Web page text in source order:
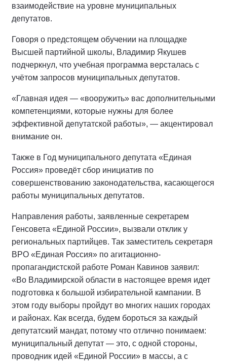
взаимодействие на уровне муниципальных
депутатов.
Говоря о предстоящем обучении на площадке
Высшей партийной школы, Владимир Якушев
подчеркнул, что учебная программа версталась с
учётом запросов муниципальных депутатов.
«Главная идея — «вооружить» вас дополнительными
компетенциями, которые нужны для более
эффективной депутатской работы», — акцентировал
внимание он.
Также в Год муниципального депутата «Единая
Россия» проведёт сбор инициатив по
совершенствованию законодательства, касающегося
работы муниципальных депутатов.
Направления работы, заявленные секретарем
Генсовета «Единой России», вызвали отклик у
региональных партийцев. Так заместитель секретаря
ВРО «Единая Россия» по агитационно-
пропагандистской работе Роман Кавинов заявил:
«Во Владимирской области в настоящее время идет
подготовка к большой избирательной кампании. В
этом году выборы пройдут во многих наших городах
и районах. Как всегда, будем бороться за каждый
депутатский мандат, потому что отлично понимаем:
муниципальный депутат — это, с одной стороны,
проводник идей «Единой России» в массы, а с